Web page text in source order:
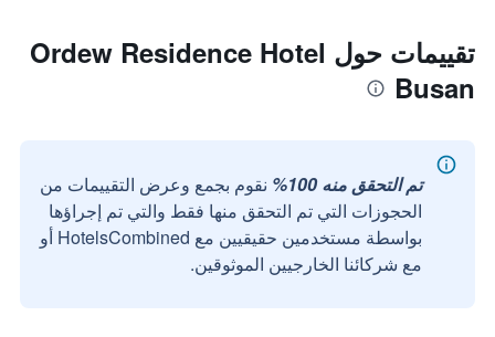
تقييمات حول Ordew Residence Hotel
Busan
تم التحقق منه 100%
نقوم بجمع وعرض التقييمات من
الحجوزات التي تم التحقق منها فقط والتي تم إجراؤها
بواسطة مستخدمين حقيقيين مع HotelsCombined أو
مع شركائنا الخارجيين الموثوقين.